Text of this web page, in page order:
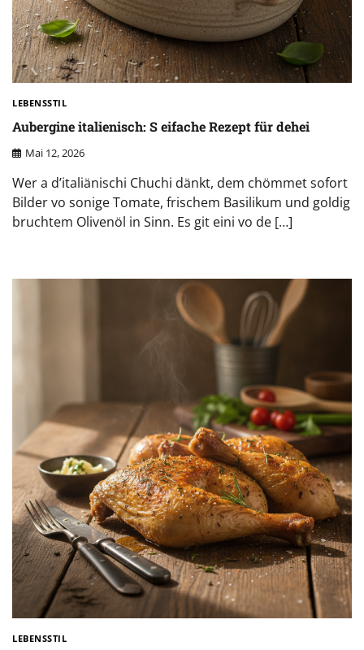
LEBENSSTIL
Aubergine italienisch: S eifache Rezept für dehei
Mai 12, 2026
Wer a d’italiänischi Chuchi dänkt, dem chömmet sofort
Bilder vo sonige Tomate, frischem Basilikum und goldig
bruchtem Olivenöl in Sinn. Es git eini vo de […]
LEBENSSTIL